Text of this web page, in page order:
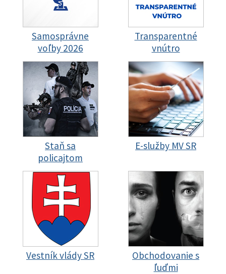
Samosprávne
voľby 2026
Transparentné
vnútro
Staň sa
policajtom
E-služby MV SR
Vestník vlády SR
Obchodovanie s
ľuďmi